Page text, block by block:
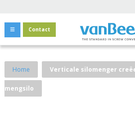
Contact
Home Verticale silomenger
mengsilo